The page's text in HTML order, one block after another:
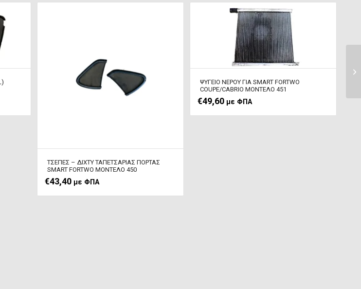
ΤΣΕΠΕΣ – ΔΙΧΤΥ TAΠEΤΣΑΡΙΑΣ ΠΟΡΤΑΣ
SMART FORTWO ΜΟΝΤΕΛΟ 450
€43,40 με ΦΠΑ
ΨΥΓΕΙΟ ΝΕΡΟΥ ΓΙΑ SMART FORTWO
COUPE/CABRIO ΜΟΝΤΕΛΟ 451
€49,60 με ΦΠΑ